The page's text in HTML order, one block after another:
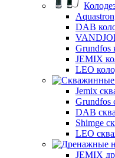
DAB
Grundfos
JEMIX
LEO
Jemix
Grundfos
DAB
Shimge
LEO
JEMIX